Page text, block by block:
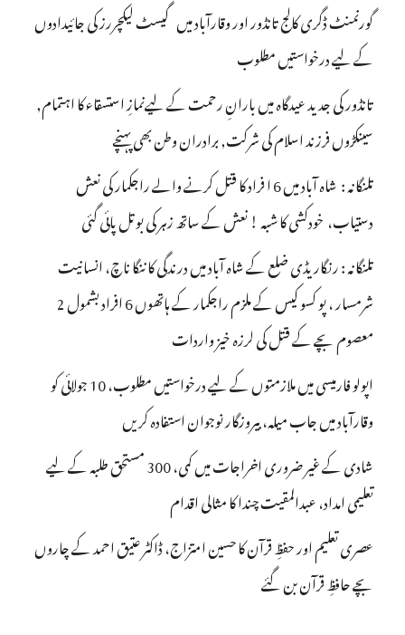
گورنمنٹ ڈگری کالج تانڈور اور وقارآباد میں گیسٹ لیکچررز کی جائیدادوں
کے لیے درخواستیں مطلوب
تانڈور کی جدید عیدگاہ میں بارانِ رحمت کے لیےنمازِ استسقاء کا اہتمام,
سینکڑوں فرزند اسلام کی شرکت, برادران وطن بھی پہنچے
تلنگانہ : شاہ آباد میں 6 ا فراد کا قتل کرنے والے راجکمار کی نعش
دستیاب، خودکشی کا شبہ ! نعش کے ساتھ زہر کی بوتل پائی گئی
تلنگانہ : رنگاریڈی ضلع کے شاہ آباد میں درندگی کا ننگا ناچ، انسانیت
شرمسار ، پو کسو کیس کے ملزم راجکمار کے ہاتھوں 6 افراد بشمول 2
معصوم بچے کے قتل کی لرزہ خیز واردات
اپولو فارمیسی میں ملازمتوں کے لیے درخواستیں مطلوب، 10 جولائی کو
وقارآباد میں جاب میلہ، بیروزگار نوجوان استفادہ کریں
شادی کے غیر ضروری اخراجات میں کمی، 300 مستحق طلبہ کے لیے
تعلیمی امداد، عبدالمقیت چندا کا مثالی اقدام
عصری تعلیم اور حفظِ قرآن کا حسین امتزاج، ڈاکٹر عتیق احمد کے چاروں
بچے حافظِ قرآن بن گئے